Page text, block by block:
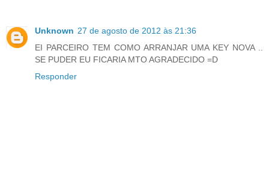
Unknown 27 de agosto de 2012 às 21:36
EI PARCEIRO TEM COMO ARRANJAR UMA KEY NOVA ..
SE PUDER EU FICARIA MTO AGRADECIDO =D
Responder